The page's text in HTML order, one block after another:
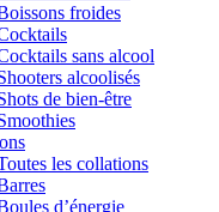
froides
sans alcool
alcoolisés
de bien-être
les collations
d’énergie